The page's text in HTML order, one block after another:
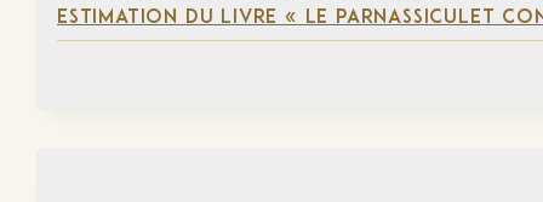
ESTIMATION DU LIVRE « LE PARNASSICULET